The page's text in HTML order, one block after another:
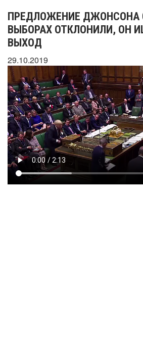
ПРЕДЛОЖЕНИЕ ДЖОНСОНА
ВЫБОРАХ ОТКЛОНИЛИ, ОН
ВЫХОД
29.10.2019